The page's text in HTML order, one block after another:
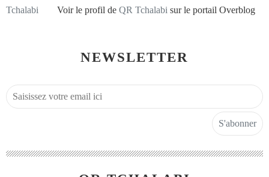
Voir le profil de QR Tchalabi sur le portail Overblog
NEWSLETTER